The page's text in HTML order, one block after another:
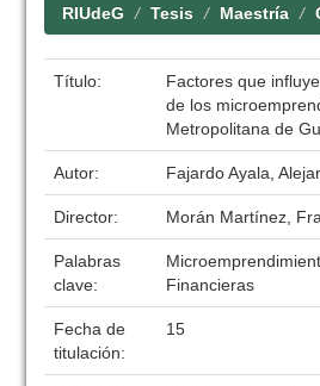
RIUdeG Tesis Maestría
Título:
Factores que
de los
Metropolitana de
Autor: Fajardo Ayala,
Director: Morán Martínez,
Palabras
clave:
Financieras
Fecha de
titulación:
15